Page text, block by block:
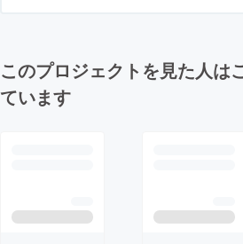
このプロジェクトを見た人は
ています